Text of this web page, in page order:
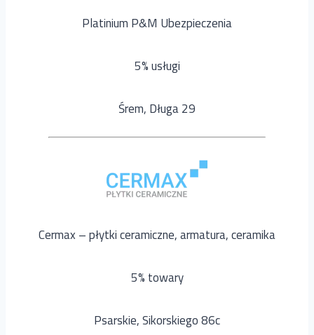
Platinium P&M Ubezpieczenia
5% usługi
Śrem, Długa 29
Cermax – płytki ceramiczne, armatura, ceramika
5% towary
Psarskie, Sikorskiego 86c